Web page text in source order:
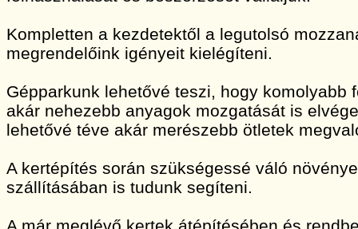
Kompletten a kezdetektől a legutolsó
megrendelőink igényeit kielégíteni.
Gépparkunk lehetővé teszi, hogy komolyabb
akár nehezebb anyagok mozgatását is
lehetővé téve akár merészebb ötletek
A kertépítés során szükségessé váló
szállításában is tudunk segíteni.